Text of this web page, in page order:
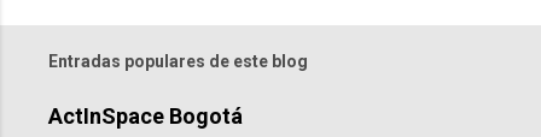
Entradas populares de este blog
ActInSpace Bogotá